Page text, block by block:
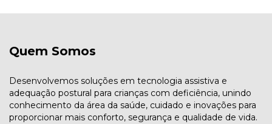
Quem Somos
Desenvolvemos soluções em tecnologia assistiva e
adequação postural para crianças com deficiência, unindo
conhecimento da área da saúde, cuidado e inovações para
proporcionar mais conforto, segurança e qualidade de vida.